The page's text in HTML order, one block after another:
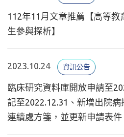
112年11月文章推薦【高等教
生參與探析】
2023.10.24 資訊公告
臨床研究資料庫開放申請至
記至2022.12.31、新增出院病
連續處方箋，並更新申請表件